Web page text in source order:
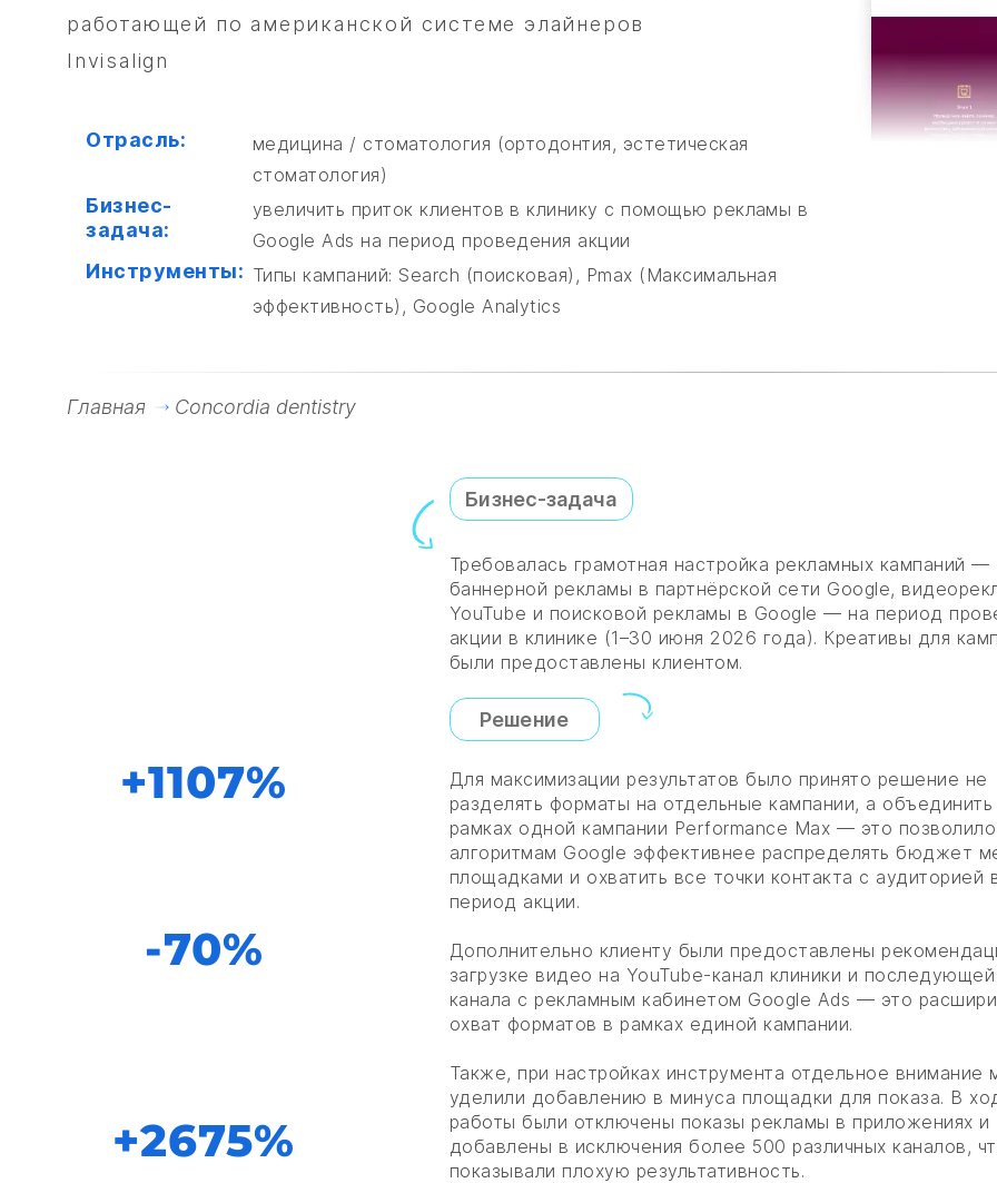
работающей по американской системе элайнеров
Invisalign
Отрасль:
медицина / стоматология (ортодонтия, эстетическая
стоматология)
Бизнес-
задача:
увеличить приток клиентов в клинику с помощью рекламы в
Google Ads на период проведения акции
Инструменты: Типы кампаний: Search (поисковая), Pmax (Максимальная
эффективность), Google Analytics
Главная Concordia dentistry
+1107%
-70%
+2675%
Бизнес-задача
Требовалась грамотная настройка рекламных кампаний —
баннерной рекламы в партнёрской сети Google,
YouTube и поисковой рекламы в Google — на период
акции в клинике (1–30 июня 2026 года). Креативы для
были предоставлены клиентом.
Решение
Для максимизации результатов было принято решение не
разделять форматы на отдельные кампании, а объединить
рамках одной кампании Performance Max — это позволило
алгоритмам Google эффективнее распределять бюджет
площадками и охватить все точки контакта с аудиторией
период акции.
Дополнительно клиенту были предоставлены
загрузке видео на YouTube-канал клиники и последующей
канала с рекламным кабинетом Google Ads — это
охват форматов в рамках единой кампании.
Также, при настройках инструмента отдельное внимание
уделили добавлению в минуса площадки для показа. В
работы были отключены показы рекламы в приложениях и
добавлены в исключения более 500 различных каналов,
показывали плохую результативность.